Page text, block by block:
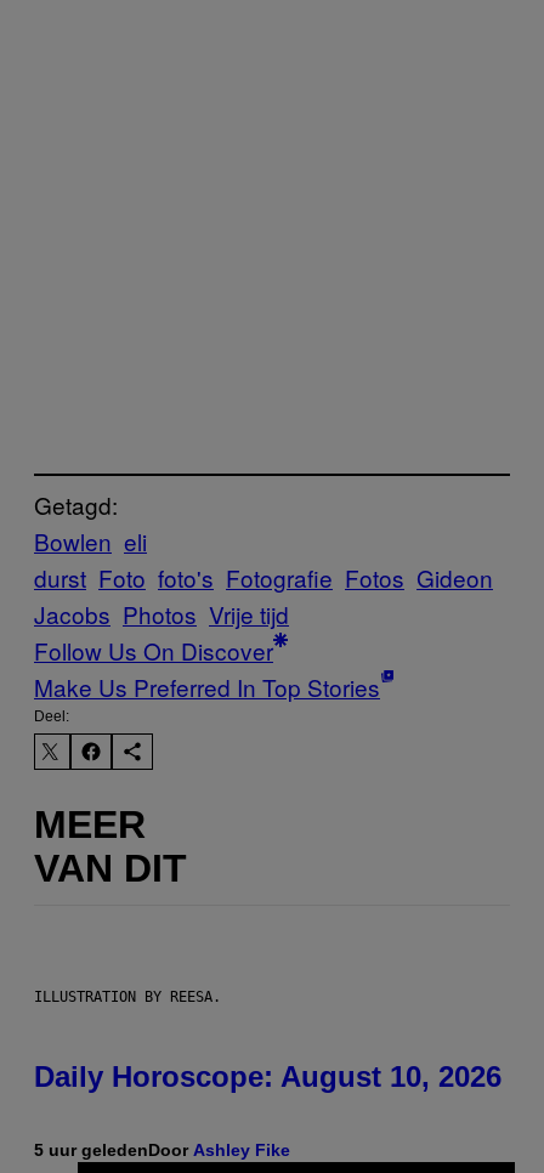
Getagd:
Bowlen eli
durst Foto foto's Fotografie Fotos Gideon
Jacobs Photos Vrije tijd
Follow Us On Discover
Make Us Preferred In Top Stories
Deel:
MEER
VAN DIT
ILLUSTRATION BY REESA.
Daily Horoscope: August 10, 2026
5 uur geledenDoorAshley Fike